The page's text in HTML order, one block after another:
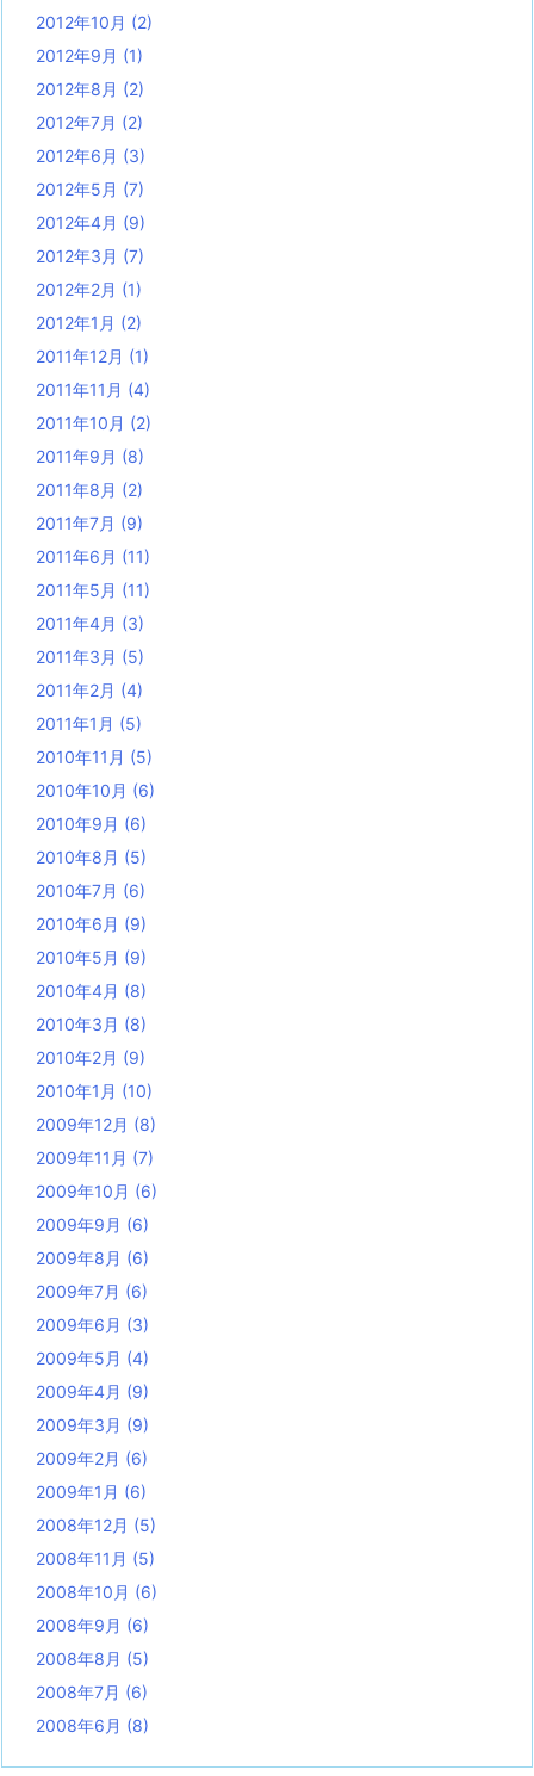
2012年10月 (2)
2012年9月 (1)
2012年8月 (2)
2012年7月 (2)
2012年6月 (3)
2012年5月 (7)
2012年4月 (9)
2012年3月 (7)
2012年2月 (1)
2012年1月 (2)
2011年12月 (1)
2011年11月 (4)
2011年10月 (2)
2011年9月 (8)
2011年8月 (2)
2011年7月 (9)
2011年6月 (11)
2011年5月 (11)
2011年4月 (3)
2011年3月 (5)
2011年2月 (4)
2011年1月 (5)
2010年11月 (5)
2010年10月 (6)
2010年9月 (6)
2010年8月 (5)
2010年7月 (6)
2010年6月 (9)
2010年5月 (9)
2010年4月 (8)
2010年3月 (8)
2010年2月 (9)
2010年1月 (10)
2009年12月 (8)
2009年11月 (7)
2009年10月 (6)
2009年9月 (6)
2009年8月 (6)
2009年7月 (6)
2009年6月 (3)
2009年5月 (4)
2009年4月 (9)
2009年3月 (9)
2009年2月 (6)
2009年1月 (6)
2008年12月 (5)
2008年11月 (5)
2008年10月 (6)
2008年9月 (6)
2008年8月 (5)
2008年7月 (6)
2008年6月 (8)